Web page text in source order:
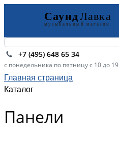
+7 (495) 648 65 34
с понедельника по пятницу с 10 до 19
Главная страница
Каталог
Панели